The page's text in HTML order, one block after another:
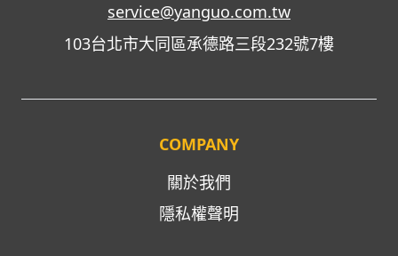
service@yanguo.com.tw
103台北市大同區承德路三段232號7樓
COMPANY
關於我們
隱私權聲明